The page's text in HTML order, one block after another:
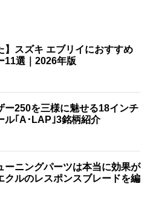
】スズキ エブリイにおすすめ
11選｜2026年版
ー250を三様に魅せる18インチ
ル｢A･LAP｣3銘柄紹介
ーニングパーツは本当に効果が
クルのレスポンスブレードを編